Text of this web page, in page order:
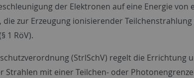
der Elektronen auf eine Energie
die zur Erzeugung ionisierender
1 RöV).
(StrlSchV) regelt die Errichtung
Strahlen mit einer Teilchen- oder